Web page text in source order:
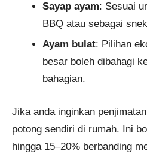
Sayap ayam: Sesuai
BBQ atau sebagai
Ayam bulat: Pilihan
besar boleh dibahagi
bahagian.
Jika anda inginkan
potong sendiri di rumah. Ini
hingga 15–20% berbanding